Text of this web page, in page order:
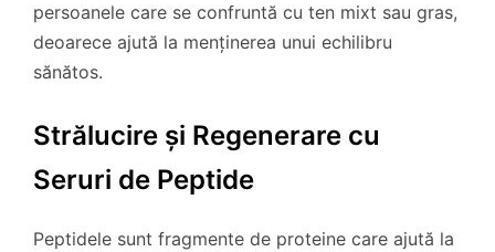
persoanele care se confruntă cu ten mixt sau gras,
deoarece ajută la menținerea unui echilibru
sănătos.
Strălucire și Regenerare cu
Seruri de Peptide
Peptidele sunt fragmente de proteine care ajută la